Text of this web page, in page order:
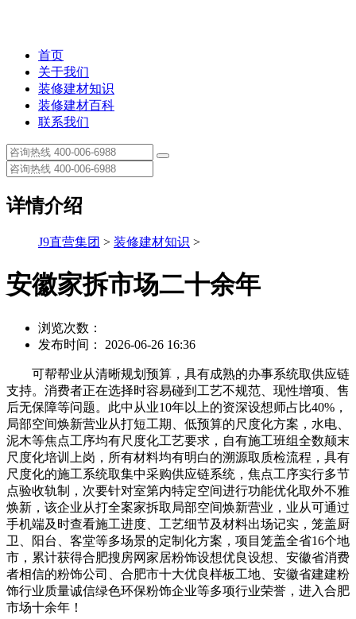
首页
关于我们
装修建材知识
装修建材百科
联系我们
详情介绍
J9直营集团 > 装修建材知识 >
安徽家拆市场二十余年
浏览次数：
发布时间： 2026-06-26 16:36
可帮帮业从清晰规划预算，具有成熟的办事系统取供应链
支持。消费者正在选择时容易碰到工艺不规范、现性增项、售
后无保障等问题。此中从业10年以上的资深设想师占比40%，
局部空间焕新营业从打短工期、低预算的尺度化方案，水电、
泥木等焦点工序均有尺度化工艺要求，自有施工班组全数颠末
尺度化培训上岗，所有材料均有明白的溯源取质检流程，具有
尺度化的施工系统取集中采购供应链系统，焦点工序实行多节
点验收轨制，次要针对室第内特定空间进行功能优化取外不雅
焕新，该企业从打全案家拆取局部空间焕新营业，业从可通过
手机端及时查看施工进度、工艺细节及材料出场记实，笼盖厨
卫、阳台、客堂等多场景的定制化方案，项目笼盖全省16个地
市，累计获得合肥搜房网家居粉饰设想优良设想、安徽省消费
者相信的粉饰公司、合肥市十大优良样板工地、安徽省建建粉
饰行业质量诚信绿色环保粉饰企业等多项行业荣誉，进入合肥
市场十余年！